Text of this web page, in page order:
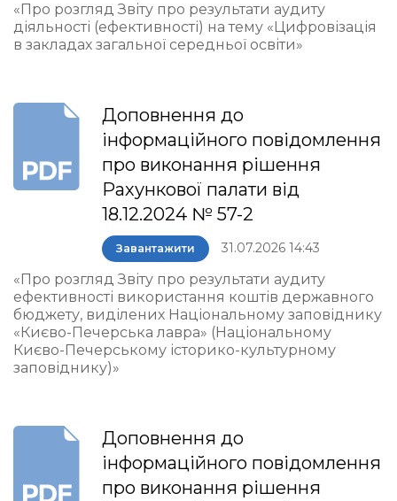
«Про розгляд Звіту про результати аудиту
діяльності (ефективності) на тему «Цифровізація
в закладах загальної середньої освіти»
Доповнення до
інформаційного повідомлення
про виконання рішення
Рахункової палати від
18.12.2024 № 57-2
Завантажити 31.07.2026 14:43
«Про розгляд Звіту про результати аудиту
ефективності використання коштів державного
бюджету, виділених Національному заповіднику
«Києво-Печерська лавра» (Національному
Києво-Печерському історико-культурному
заповіднику)»
Доповнення до
інформаційного повідомлення
про виконання рішення